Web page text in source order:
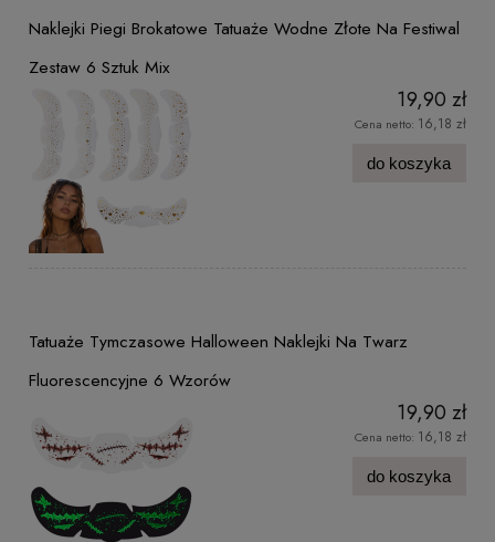
Naklejki Piegi Brokatowe Tatuaże Wodne Złote Na Festiwal
Zestaw 6 Sztuk Mix
19,90 zł
Cena netto: 16,18 zł
do koszyka
Tatuaże Tymczasowe Halloween Naklejki Na Twarz
Fluorescencyjne 6 Wzorów
19,90 zł
Cena netto: 16,18 zł
do koszyka